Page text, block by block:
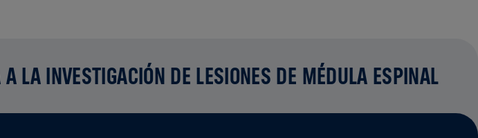
LA INVESTIGACIÓN DE LESIONES DE MÉDULA ESPINAL